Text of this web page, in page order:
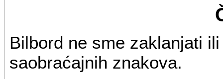
Bilbord ne sme zaklanjati
saobraćajnih znakova.